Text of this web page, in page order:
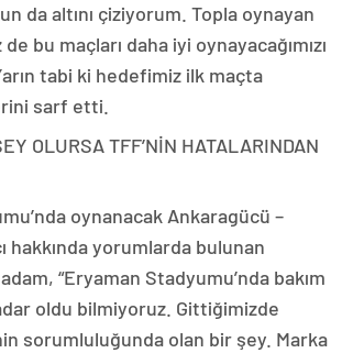
da altını çiziyorum. Topla oynayan
bu maçları daha iyi oynayacağımızı
tabi ki hedefimiz ilk maçta
sarf etti.
OLURSA TFF’NİN HATALARINDAN
oynanacak Ankaragücü –
hakkında yorumlarda bulunan
“Eryaman Stadyumu’nda bakım
oldu bilmiyoruz. Gittiğimizde
sorumluluğunda olan bir şey. Marka